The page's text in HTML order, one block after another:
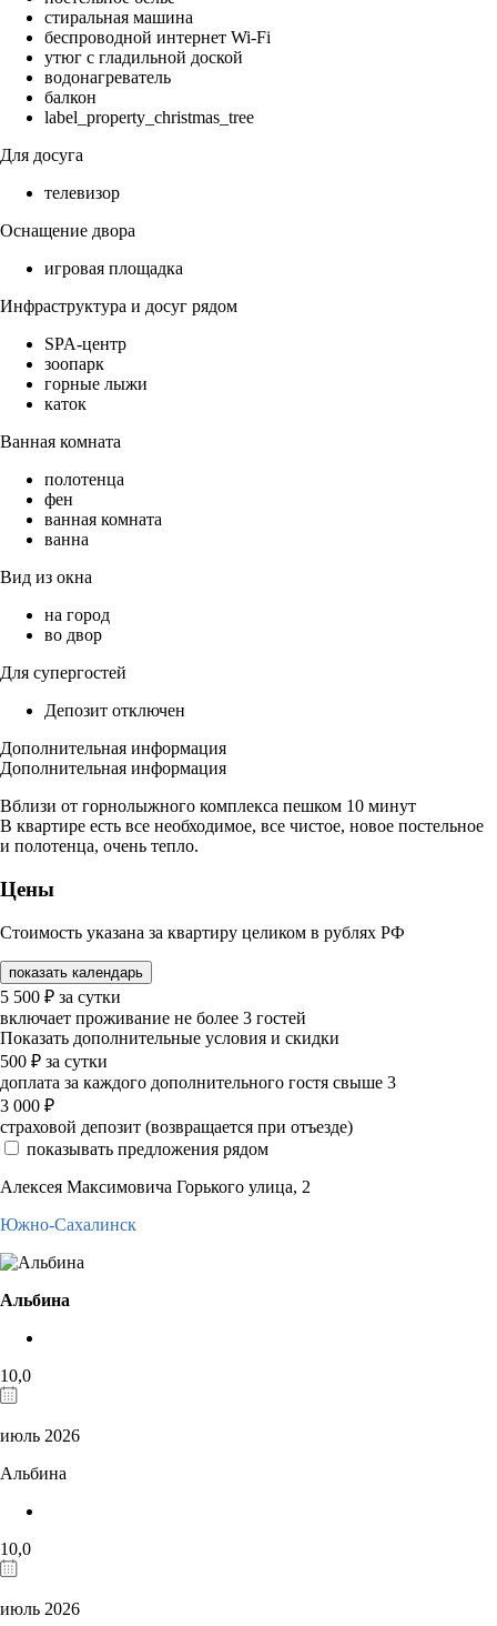
стиральная машина
беспроводной интернет Wi-Fi
утюг с гладильной доской
водонагреватель
балкон
label_property_christmas_tree
Для досуга
телевизор
Оснащение двора
игровая площадка
Инфраструктура и досуг рядом
SPA-центр
зоопарк
горные лыжи
каток
Ванная комната
полотенца
фен
ванная комната
ванна
Вид из окна
на город
во двор
Для супергостей
Депозит отключен
Дополнительная информация
Дополнительная информация
Вблизи от горнолыжного комплекса пешком 10 минут
В квартире есть все необходимое, все чистое, новое постельное
и полотенца, очень тепло.
Цены
Стоимость указана за квартиру целиком в рублях РФ
показать календарь
5 500 ₽ за сутки
включает проживание не более 3 гостей
Показать дополнительные условия и скидки
500 ₽ за сутки
доплата за каждого дополнительного гостя свыше 3
3 000 ₽
страховой депозит (возвращается при отъезде)
показывать предложения рядом
Алексея Максимовича Горького улица, 2
Южно-Сахалинск
Альбина
10,0
июль 2026
Альбина
10,0
июль 2026